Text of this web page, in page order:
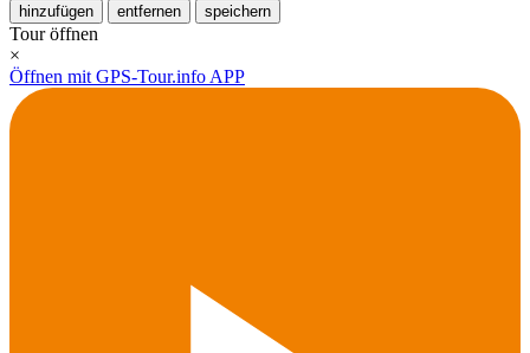
hinzufügen entfernen speichern
Tour öffnen
×
Öffnen mit GPS-Tour.info APP